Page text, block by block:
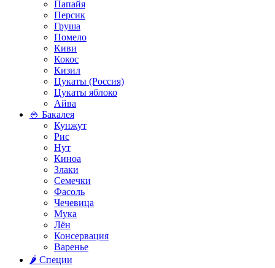
Папайя
Персик
Груша
Помело
Киви
Кокос
Кизил
Цукаты (Россия)
Цукаты яблоко
Айва
🍚 Бакалея
Кунжут
Рис
Нут
Киноа
Злаки
Семечки
Фасоль
Чечевица
Мука
Лён
Консервация
Варенье
🌶️ Специи